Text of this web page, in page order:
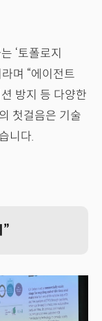
‘토폴로지
며 “에이전트
방지 등 다양한
첫걸음은 기술
니다.
”